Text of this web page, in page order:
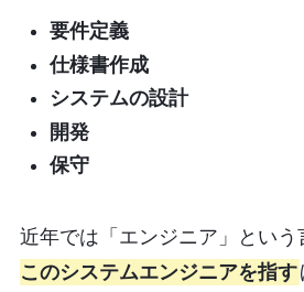
要件定義
仕様書作成
システムの設計
開発
保守
近年では「エンジニア」という
このシステムエンジニアを指す